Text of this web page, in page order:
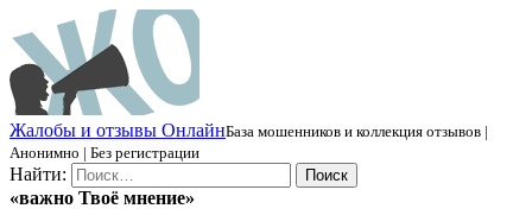
Жалобы и отзывы ОнлайнБаза мошенников и коллекция отзывов |
Анонимно | Без регистрации
Найти:
«важно Твоё мнение»